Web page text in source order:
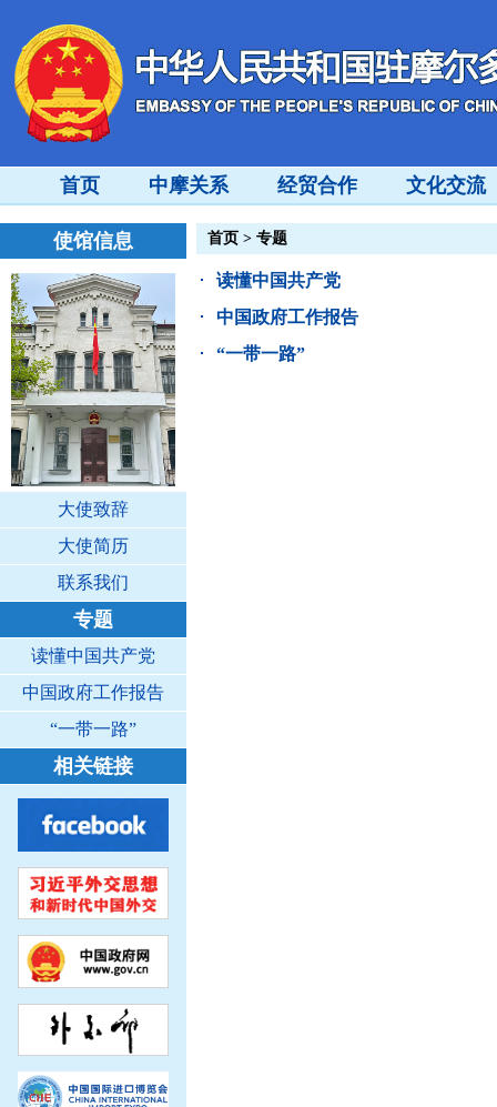
首页 中摩关系 经贸合作 文化交流
使馆信息
大使致辞
大使简历
联系我们
专题
读懂中国共产党
中国政府工作报告
“一带一路”
相关链接
首页 > 专题
读懂中国共产党
中国政府工作报告
“一带一路”